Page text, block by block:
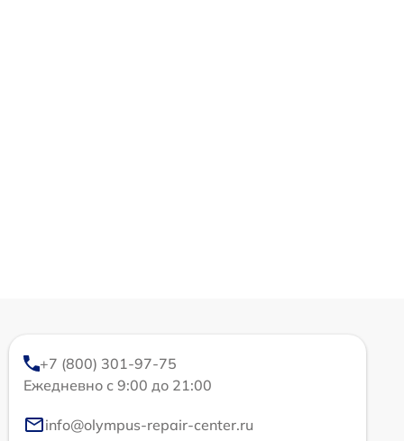
+7 (800) 301-97-75
Ежедневно с 9:00 до 21:00
info@olympus-repair-center.ru